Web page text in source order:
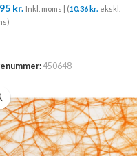
kr. Inkl. moms | (10.36kr. ekskl.
450648